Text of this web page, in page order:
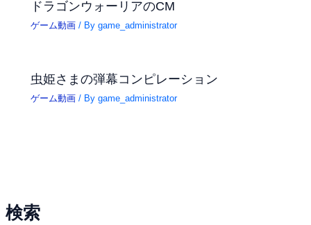
検索
ドラゴンウォーリアのCM
ゲーム動画 / Bygame_administrator
虫姫さまの弾幕コンピレーション
ゲーム動画 / Bygame_administrator